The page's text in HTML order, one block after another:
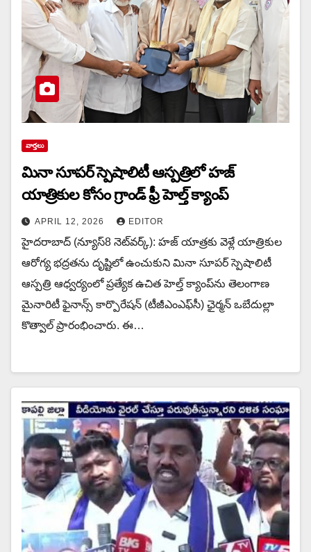
వార్త‌లు
మినా సూపర్ స్పెషాలిటీ ఆస్పత్రిలో హజ్
యాత్రికుల కోసం గ్రాండ్ ఫ్రీ హెల్త్ క్యాంప్
APRIL 12, 2026 EDITOR
హైదరాబాద్ (న్యూస్8 నెట్‌వ‌ర్క్): హజ్ యాత్రకు వెళ్లే యాత్రికుల
ఆరోగ్య భద్రతను దృష్టిలో ఉంచుకుని మినా సూపర్ స్పెషాలిటీ
ఆస్పత్రి ఆధ్వర్యంలో ప్రత్యేక ఉచిత హెల్త్ క్యాంప్‌ను తెలంగాణ
మైనారిటీ ఫైనాన్స్ కార్పొరేషన్ (టీజీఎంఎఫ్‌సీ) ఛైర్మన్ ఒబేదుల్లా
కొత్వాల్ ప్రారంభించారు. ఈ…